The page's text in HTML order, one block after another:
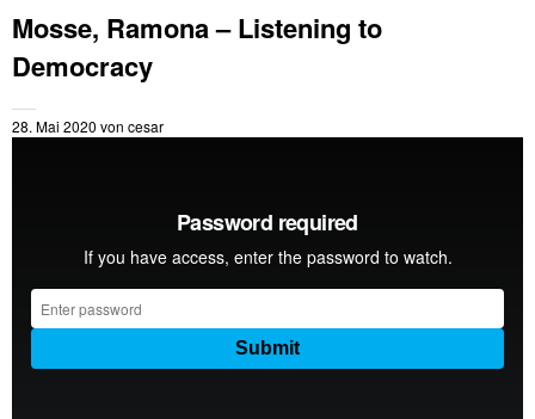
Mosse, Ramona – Listening to
Democracy
28. Mai 2020 von cesar